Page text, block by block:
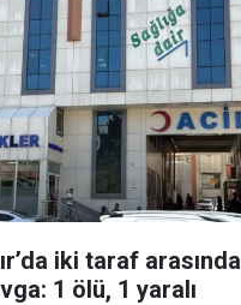
iki taraf arasında
1 ölü, 1 yaralı